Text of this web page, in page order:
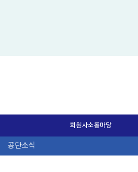
회원사소통마당